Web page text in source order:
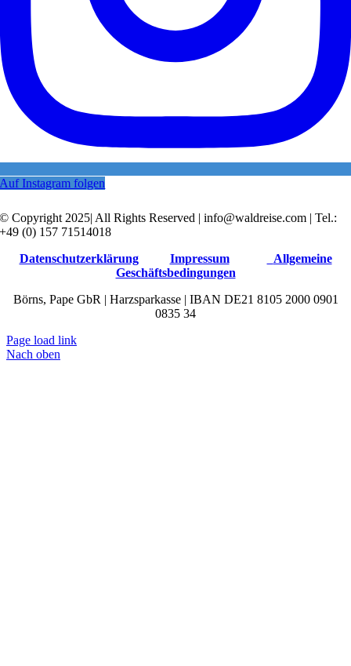
Auf Instagram folgen
© Copyright 2025| All Rights Reserved | info@waldreise.com | Tel.:
+49 (0) 157 71514018
Datenschutzerklärung
Impressum
Allgemeine
Geschäftsbedingungen
Börns, Pape GbR | Harzsparkasse | IBAN DE21 8105 2000 0901
0835 34
Page load link
Nach oben